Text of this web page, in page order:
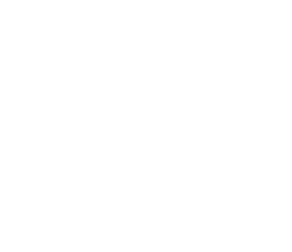
zur Aufnahme
zur Prüfung angezeigt. In